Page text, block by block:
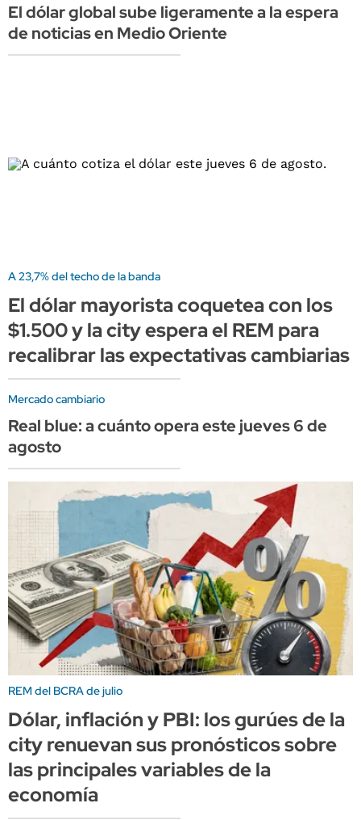
El dólar global sube ligeramente a la espera
de noticias en Medio Oriente
A 23,7% del techo de la banda
El dólar mayorista coquetea con los
$1.500 y la city espera el REM para
recalibrar las expectativas cambiarias
Mercado cambiario
Real blue: a cuánto opera este jueves 6 de
agosto
REM del BCRA de julio
Dólar, inflación y PBI: los gurúes de la
city renuevan sus pronósticos sobre
las principales variables de la
economía